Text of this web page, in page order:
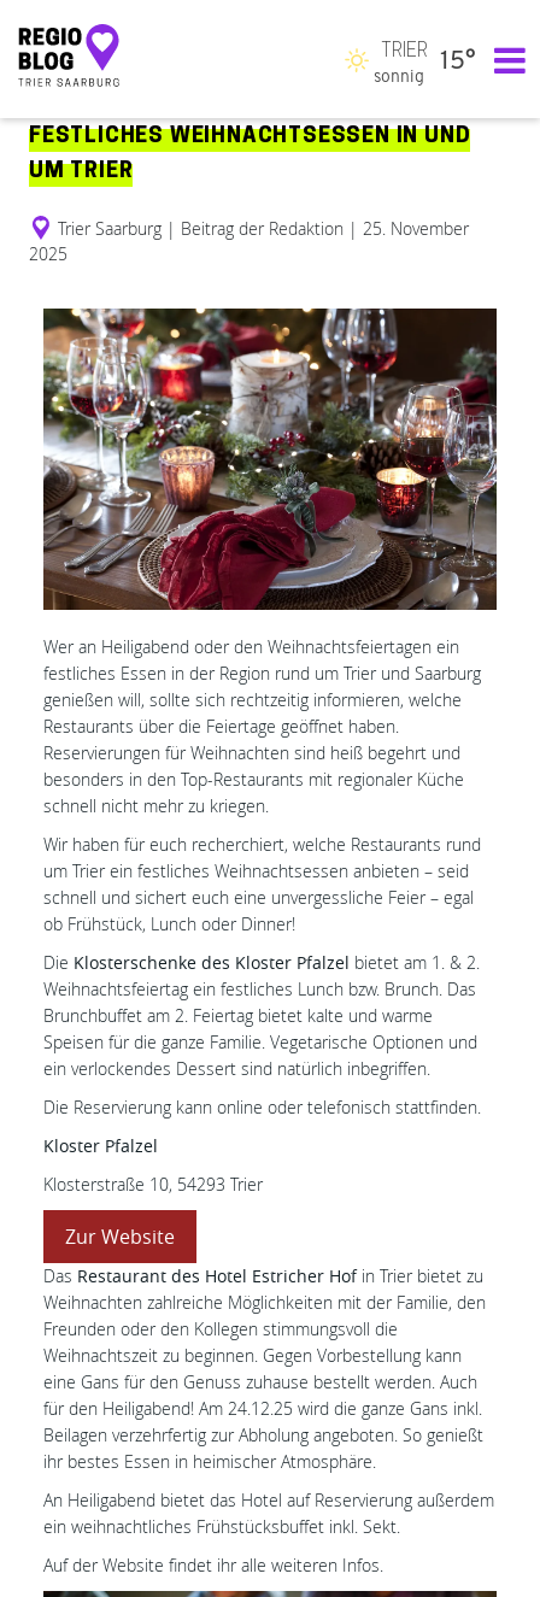
Hauptnavigation
TRIER
sonnig
15°
FESTLICHES WEIHNACHTSESSEN IN UND
UM TRIER
Trier Saarburg | Beitrag der Redaktion | 25. November
2025
Wer an Heiligabend oder den Weihnachtsfeiertagen ein
festliches Essen in der Region rund um Trier und Saarburg
genießen will, sollte sich rechtzeitig informieren, welche
Restaurants über die Feiertage geöffnet haben.
Reservierungen für Weihnachten sind heiß begehrt und
besonders in den Top-Restaurants mit regionaler Küche
schnell nicht mehr zu kriegen.
Wir haben für euch recherchiert, welche Restaurants rund
um Trier ein festliches Weihnachtsessen anbieten – seid
schnell und sichert euch eine unvergessliche Feier – egal
ob Frühstück, Lunch oder Dinner!
Die Klosterschenke des Kloster Pfalzel bietet am 1. & 2.
Weihnachtsfeiertag ein festliches Lunch bzw. Brunch. Das
Brunchbuffet am 2. Feiertag bietet kalte und warme
Speisen für die ganze Familie. Vegetarische Optionen und
ein verlockendes Dessert sind natürlich inbegriffen.
Die Reservierung kann online oder telefonisch stattfinden.
Kloster Pfalzel
Klosterstraße 10, 54293 Trier
Zur Website
Das Restaurant des Hotel Estricher Hofin Trier bietet zu
Weihnachten zahlreiche Möglichkeiten mit der Familie, den
Freunden oder den Kollegen stimmungsvoll die
Weihnachtszeit zu beginnen. Gegen Vorbestellung kann
eine Gans für den Genuss zuhause bestellt werden. Auch
für den Heiligabend! Am 24.12.25 wird die ganze Gans inkl.
Beilagen verzehrfertig zur Abholung angeboten. So genießt
ihr bestes Essen in heimischer Atmosphäre.
An Heiligabend bietet das Hotel auf Reservierung außerdem
ein weihnachtliches Frühstücksbuffet inkl. Sekt.
Auf der Website findet ihr alle weiteren Infos.